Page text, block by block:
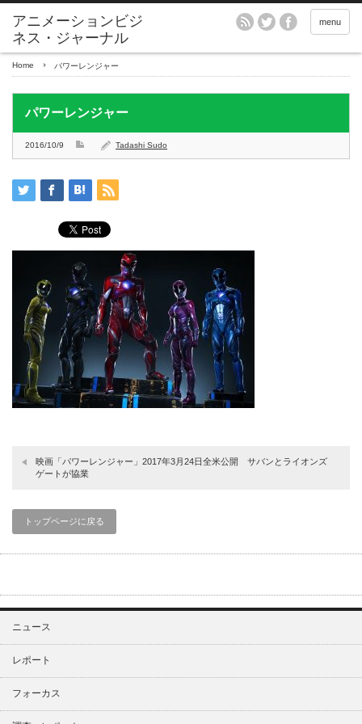
アニメーションビジ
ネス・ジャーナル
menu
Home パワーレンジャー
パワーレンジャー
2016/10/9 Tadashi Sudo
映画「パワーレンジャー」2017年3月24日全米公開 サバンとライオンズ
ゲートが協業
トップページに戻る
ニュース
レポート
フォーカス